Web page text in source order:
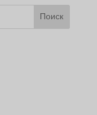
Поиск